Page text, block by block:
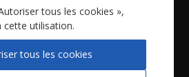
Informations
tous les cookies »,
cette utilisation.
tous les cookies